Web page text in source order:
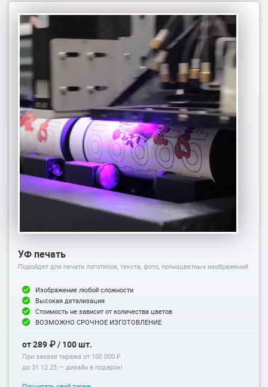
УФ печать
Подойдет для печати логотипов, текста, фото, полноцветных изображений
Изображение любой сложности
Высокая детализация
Стоимость не зависит от количества цветов
ВОЗМОЖНО СРОЧНОЕ ИЗГОТОВЛЕНИЕ
от 289 ₽ / 100 шт.
При заказе тиража от 100 000 ₽
до 31.12.23 — дизайн в подарок!